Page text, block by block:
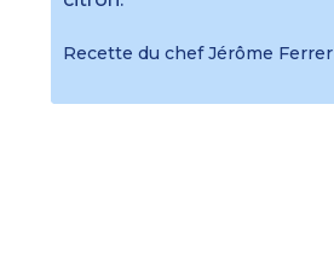
Recette du chef Jérôme Ferrer